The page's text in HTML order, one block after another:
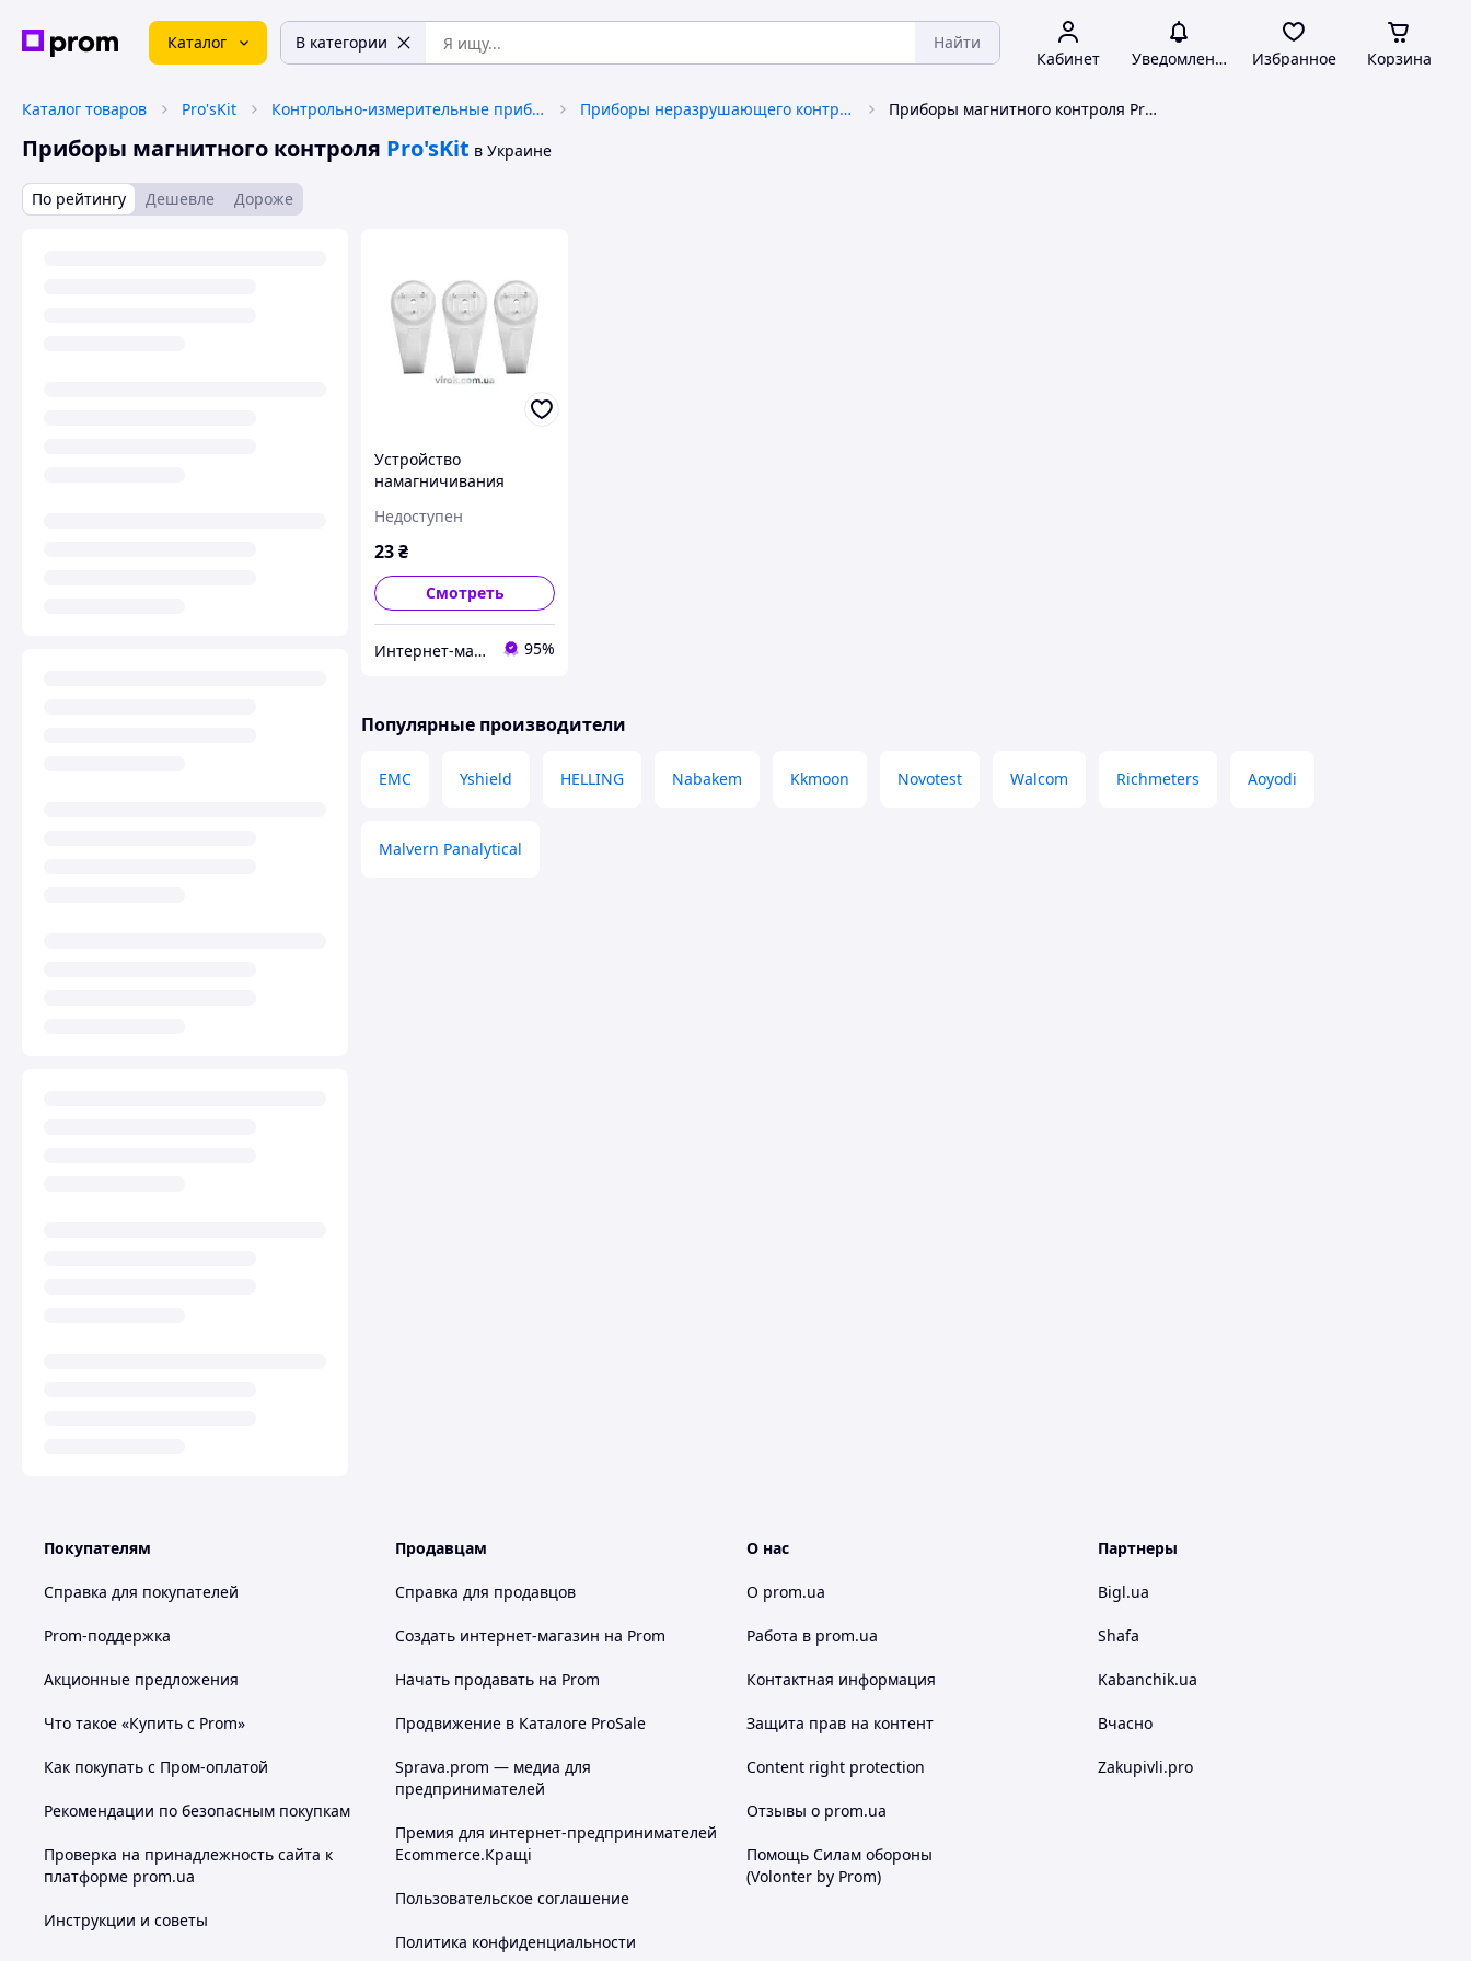
Каталог В категории Найти
Кабинет Уведомления Избранное Корзина
Каталог товаров Pro'sKit Контрольно-измерительные приборы Приборы неразрушающего контроля (old) Приборы магнитного контроля Pro'sKit
Приборы магнитного контроля Pro'sKit в Украине
По рейтингу Дешевле Дороже
Устройство
намагничивания
Недоступен
23₴
Смотреть
Интернет-магазин "RADIOMART" 95%
Популярные производители
EMC Yshield HELLING Nabakem Kkmoon Novotest Walcom Richmeters Aoyodi
Malvern Panalytical
Покупателям
Справка для покупателей
Prom-поддержка
Акционные предложения
Что такое «Купить с Prom»
Как покупать с Пром-оплатой
Рекомендации по безопасным покупкам
Проверка на принадлежность сайта к
платформе prom.ua
Инструкции и советы
Продавцам
Справка для продавцов
Создать интернет-магазин на Prom
Начать продавать на Prom
Продвижение в Каталоге ProSale
Sprava.prom — медиа для
предпринимателей
Премия для интернет-предпринимателей
Ecommerce.Кращі
Пользовательское соглашение
Политика конфиденциальности
О нас
О prom.ua
Работа в prom.ua
Контактная информация
Защита прав на контент
Content right protection
Отзывы о prom.ua
Помощь Силам обороны
(Volonter by Prom)
Партнеры
Bigl.ua
Shafa
Kabanchik.ua
Вчасно
Zakupivli.pro